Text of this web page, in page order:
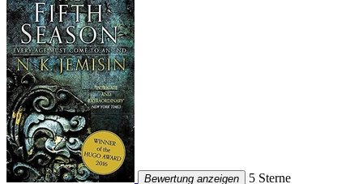
Bewertung anzeigen 5 Sterne